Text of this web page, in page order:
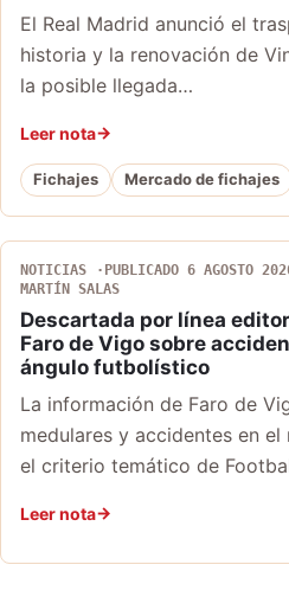
El Real Madrid anunció el
historia y la renovación de
la posible llegada…
Leer nota
Fichajes Mercado de fichajes
NOTICIAS PUBLICADO 6 AGOSTO
MARTÍN SALAS
Descartada por línea
Faro de Vigo sobre
ángulo futbolístico
La información de Faro de
medulares y accidentes en
el criterio temático de
Leer nota